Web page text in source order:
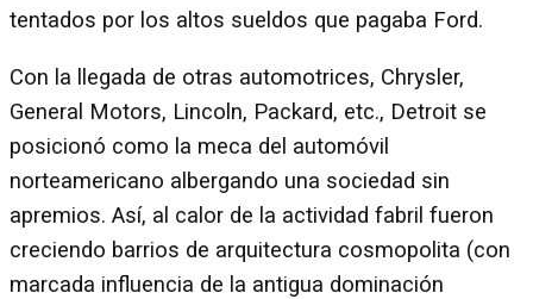
tentados por los altos sueldos que pagaba Ford.
Con la llegada de otras automotrices, Chrysler,
General Motors, Lincoln, Packard, etc., Detroit se
posicionó como la meca del automóvil
norteamericano albergando una sociedad sin
apremios. Así, al calor de la actividad fabril fueron
creciendo barrios de arquitectura cosmopolita (con
marcada influencia de la antigua dominación